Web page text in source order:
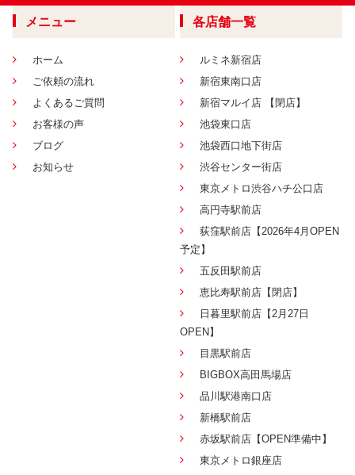
メニュー
ホーム
ご依頼の流れ
よくあるご質問
お客様の声
ブログ
お知らせ
各店舗一覧
ルミネ新宿店
新宿東南口店
新宿マルイ店 【閉店】
池袋東口店
池袋西口地下街店
渋谷センター街店
東京メトロ渋谷ハチ公口店
高円寺駅前店
荻窪駅前店【2026年4月OPEN
予定】
五反田駅前店
恵比寿駅前店【閉店】
日暮里駅前店【2月27日
OPEN】
目黒駅前店
BIGBOX高田馬場店
品川駅港南口店
新橋駅前店
赤坂駅前店【OPEN準備中】
東京メトロ銀座店